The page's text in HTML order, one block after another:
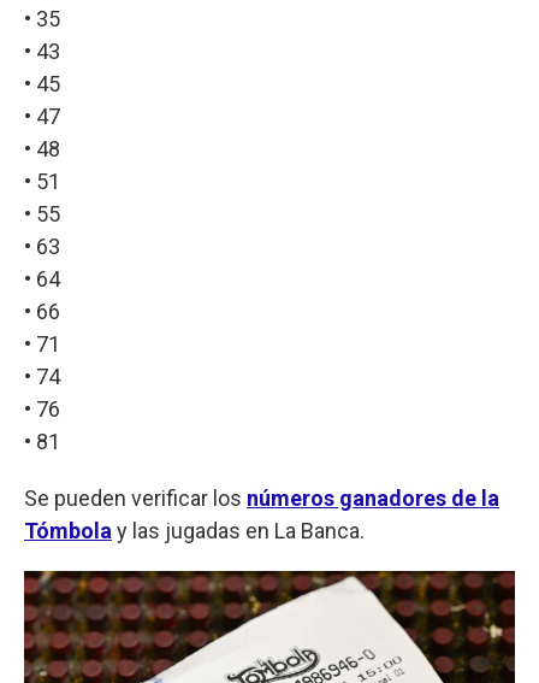
• 35
• 43
• 45
• 47
• 48
• 51
• 55
• 63
• 64
• 66
• 71
• 74
• 76
• 81
Se pueden verificar los números ganadores de la
Tómbola y las jugadas en La Banca.